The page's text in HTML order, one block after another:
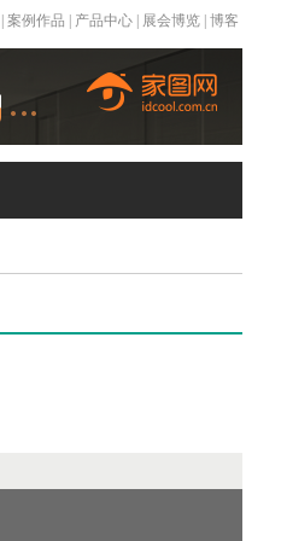
案例作品 产品中心| 展会博览| 博客